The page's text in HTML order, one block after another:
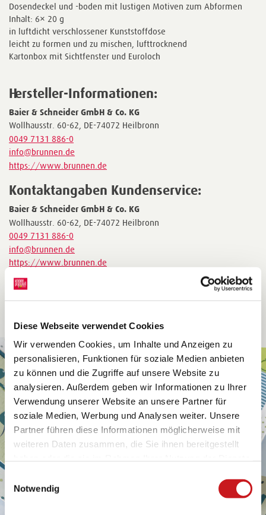
Diese Webseite verwendet Cookies
Wir verwenden Cookies, um Inhalte und Anzeigen zu
personalisieren, Funktionen für soziale Medien anbieten
zu können und die Zugriffe auf unsere Website zu
analysieren. Außerdem geben wir Informationen zu Ihrer
Verwendung unserer Website an unsere Partner für
soziale Medien, Werbung und Analysen weiter. Unsere
Partner führen diese Informationen möglicherweise mit
weiteren Daten zusammen, die Sie ihnen bereitgestellt
Datenschutzhinweisen
mehr darüber, wer wir sind, wie
Notwendig
Dosendeckel und -boden mit lustigen Motiven zum Abformen
Inhalt: 6× 20 g
in luftdicht verschlossener Kunststoffdose
leicht zu formen und zu mischen, lufttrocknend
Kartonbox mit Sichtfenster und Euroloch
Hersteller-Informationen:
Baier & Schneider GmbH & Co. KG
Wollhausstr. 60-62, DE-74072 Heilbronn
0049 7131 886-0
info@brunnen.de
https://www.brunnen.de
Kontaktangaben Kundenservice:
Baier & Schneider GmbH & Co. KG
Wollhausstr. 60-62, DE-74072 Heilbronn
0049 7131 886-0
info@brunnen.de
https://www.brunnen.de